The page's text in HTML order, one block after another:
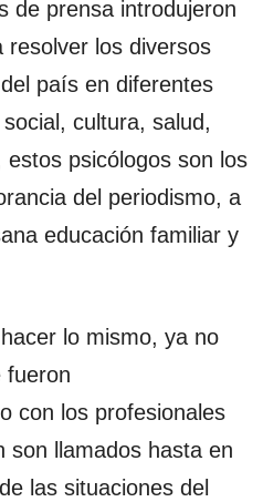
de prensa introdujeron
resolver los diversos
país en diferentes
cultura, salud,
psicólogos son los
del periodismo, a
educación familiar y
lo mismo, ya no
fueron
con los profesionales
son llamados hasta en
las situaciones del